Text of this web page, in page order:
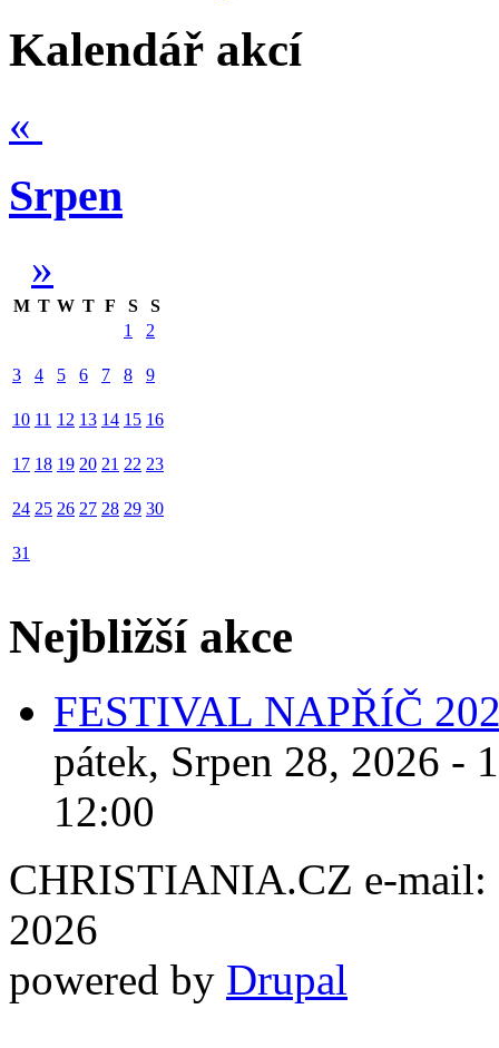
Kalendář akcí
«
Srpen
»
M T W T F S
S
1
2
3 4 5 6 7 8 9
10 11 12 13 14 15 16
17 18 19 20 21 22 23
24 25 26 27 28 29 30
31
Nejbližší akce
FESTIVAL NAPŘÍČ
pátek, Srpen 28, 2026 -
12:00
CHRISTIANIA.CZ e-mail:
2026
powered by Drupal